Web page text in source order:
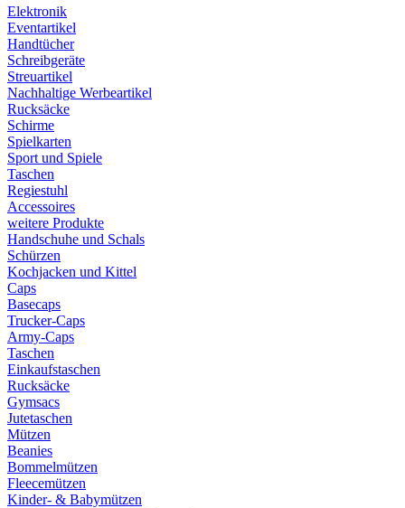
Elektronik
Eventartikel
Handtücher
Schreibgeräte
Streuartikel
Nachhaltige Werbeartikel
Rucksäcke
Schirme
Spielkarten
Sport und Spiele
Taschen
Regiestuhl
Accessoires
weitere Produkte
Handschuhe und Schals
Schürzen
Kochjacken und Kittel
Caps
Basecaps
Trucker-Caps
Army-Caps
Taschen
Einkaufstaschen
Rucksäcke
Gymsacs
Jutetaschen
Mützen
Beanies
Bommelmützen
Fleecemützen
Kinder- & Babymützen